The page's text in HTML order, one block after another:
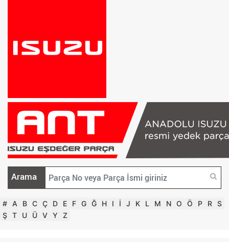
Arama
# A B C Ç D E F G Ğ H I İ J K L M N O Ö P R S
Ş T U Ü V Y Z